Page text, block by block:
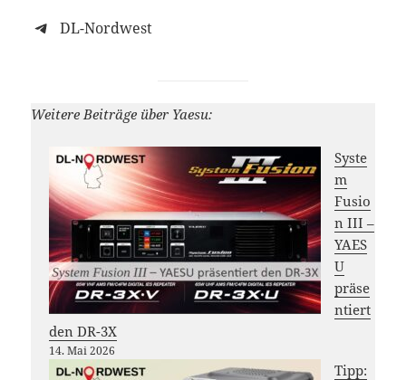
DL-Nordwest
Weitere Beiträge über Yaesu:
Syste
m
Fusio
n III –
YAES
U
präse
ntiert
den DR-3X
14. Mai 2026
Tipp: